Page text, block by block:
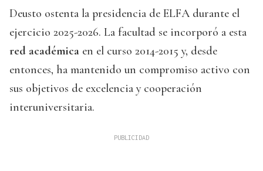
Deusto ostenta la presidencia de ELFA durante el
ejercicio 2025-2026. La facultad se incorporó a esta
red académica en el curso 2014-2015 y, desde
entonces, ha mantenido un compromiso activo con
sus objetivos de excelencia y cooperación
interuniversitaria.